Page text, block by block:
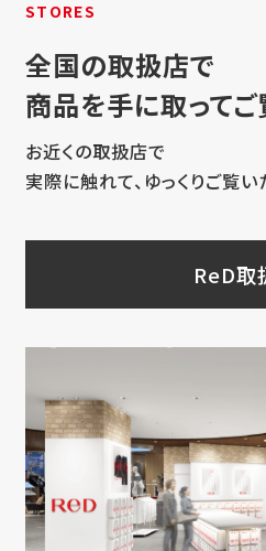
STORES
全国の取扱店で
商品を手に取って
お近くの取扱店で
実際に触れて、ゆっくりご覧い
ReD取